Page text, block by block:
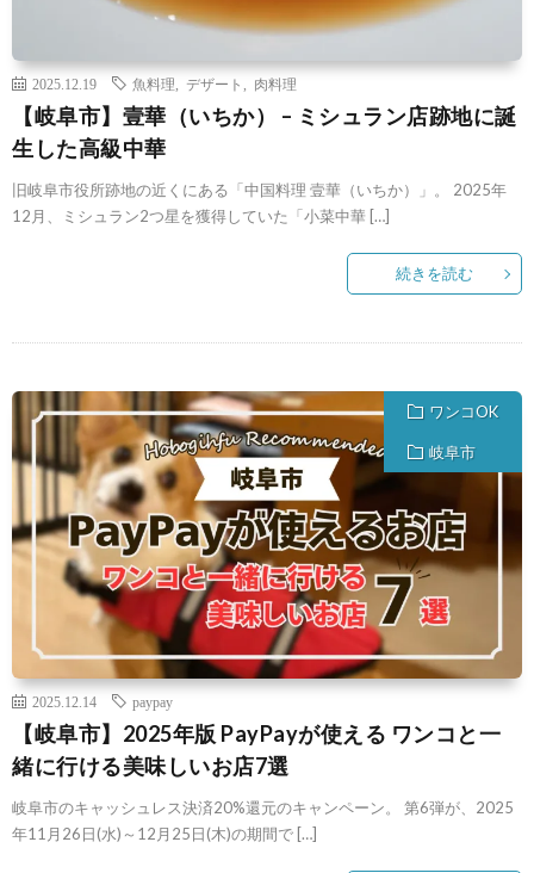
2025.12.19 魚料理 デザート 肉料理
【岐阜市】壹華（いちか） – ミシュラン店跡地に誕
生した高級中華
旧岐阜市役所跡地の近くにある「中国料理 壹華（いちか）」。 2025年
12月、ミシュラン2つ星を獲得していた「小菜中華 […]
続きを読む
ワンコOK
岐阜市
2025.12.14 paypay
【岐阜市】2025年版 PayPayが使える ワンコと一
緒に行ける美味しいお店7選
岐阜市のキャッシュレス決済20%還元のキャンペーン。 第6弾が、2025
年11月26日(水)～12月25日(木)の期間で […]